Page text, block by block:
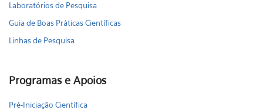
Laboratórios de Pesquisa
Guia de Boas Práticas Científicas
Linhas de Pesquisa
Programas e Apoios
Pré-Iniciação Científica